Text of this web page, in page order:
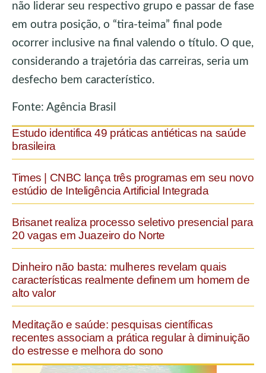
não liderar seu respectivo grupo e passar de fase
em outra posição, o “tira-teima” final pode
ocorrer inclusive na final valendo o título. O que,
considerando a trajetória das carreiras, seria um
desfecho bem característico.
Fonte: Agência Brasil
Estudo identifica 49 práticas antiéticas na saúde
brasileira
Times | CNBC lança três programas em seu novo
estúdio de Inteligência Artificial Integrada
Brisanet realiza processo seletivo presencial para
20 vagas em Juazeiro do Norte
Dinheiro não basta: mulheres revelam quais
características realmente definem um homem de
alto valor
Meditação e saúde: pesquisas científicas
recentes associam a prática regular à diminuição
do estresse e melhora do sono